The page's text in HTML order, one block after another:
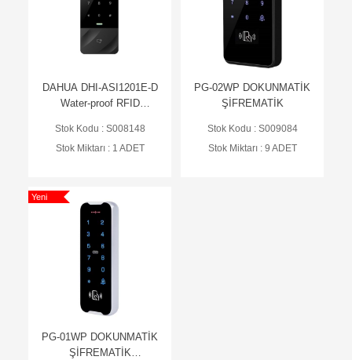
DAHUA DHI-ASI1201E-D
Water-proof RFID
Stok Kodu : S008148
Stok Miktarı : 1 ADET
PG-02WP DOKUNMATİK
ŞİFREMATİK
Stok Kodu : S009084
Stok Miktarı : 9 ADET
Yeni
PG-01WP DOKUNMATİK
ŞİFREMATİK